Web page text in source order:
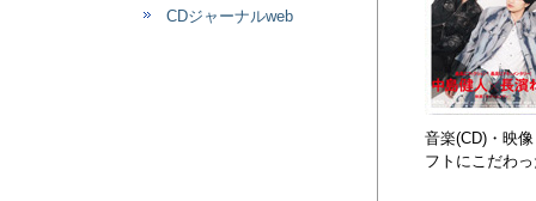
CDジャーナルweb
音楽(CD)・映
フトにこだわ